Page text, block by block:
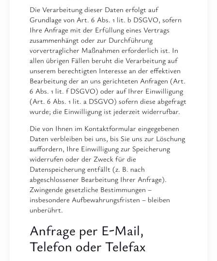
Die Verarbeitung dieser Daten erfolgt auf
Grundlage von Art. 6 Abs. 1 lit. b DSGVO, sofern
Ihre Anfrage mit der Erfüllung eines Vertrags
zusammenhängt oder zur Durchführung
vorvertraglicher Maßnahmen erforderlich ist. In
allen übrigen Fällen beruht die Verarbeitung auf
unserem berechtigten Interesse an der effektiven
Bearbeitung der an uns gerichteten Anfragen (Art.
6 Abs. 1 lit. f DSGVO) oder auf Ihrer Einwilligung
(Art. 6 Abs. 1 lit. a DSGVO) sofern diese abgefragt
wurde; die Einwilligung ist jederzeit widerrufbar.
Die von Ihnen im Kontaktformular eingegebenen
Daten verbleiben bei uns, bis Sie uns zur Löschung
auffordern, Ihre Einwilligung zur Speicherung
widerrufen oder der Zweck für die
Datenspeicherung entfällt (z. B. nach
abgeschlossener Bearbeitung Ihrer Anfrage).
Zwingende gesetzliche Bestimmungen –
insbesondere Aufbewahrungsfristen – bleiben
unberührt.
Anfrage per E-Mail,
Telefon oder Telefax